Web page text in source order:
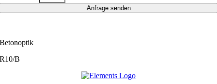
Anfrage senden
Betonoptik
R10/B